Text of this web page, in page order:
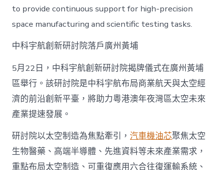
to provide continuous support for high-precision
space manufacturing and scientific testing tasks.
中科宇航創新研討院落戶廣州黃埔
5月22日，中科宇航創新研討院揭牌儀式在廣州黃埔
區舉行。該研討院是中科宇航布局商業航天與太空經
濟的前沿創新平臺，將助力粵港澳年夜灣區太空未來
產業提速發展。
研討院以太空制造為焦點牽引，汽車機油芯聚焦太空
生物醫藥、高端半導體、先進資料等未來產業需求，
重點布局太空制造、可重復應用六合往復運輸系統、